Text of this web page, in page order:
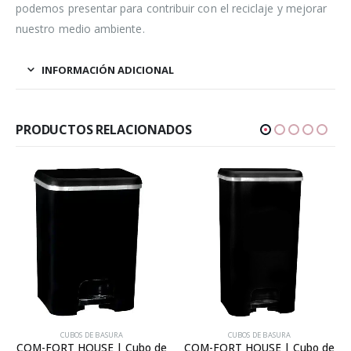
podemos presentar para contribuir con el reciclaje y mejorar
nuestro medio ambiente.
INFORMACIÓN ADICIONAL
PRODUCTOS RELACIONADOS
CUBOS DE BASURA
COM-FORT HOUSE | Cubo de
CUBOS DE BASURA
COM-FORT HOUSE | Cubo de